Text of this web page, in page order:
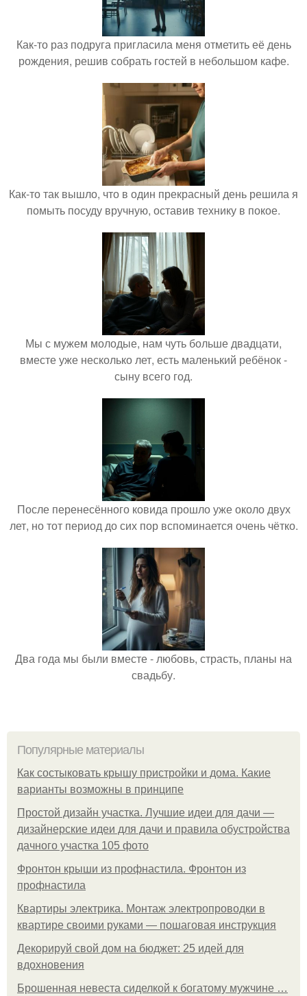
Как-то раз подруга пригласила меня отметить её день
рождения, решив собрать гостей в небольшом кафе.
Как-то так вышло, что в один прекрасный день решила я
помыть посуду вручную, оставив технику в покое.
Мы с мужем молодые, нам чуть больше двадцати,
вместе уже несколько лет, есть маленький ребёнок -
сыну всего год.
После перенесённого ковида прошло уже около двух
лет, но тот период до сих пор вспоминается очень чётко.
Два года мы были вместе - любовь, страсть, планы на
свадьбу.
Популярные материалы
Как состыковать крышу пристройки и дома. Какие
варианты возможны в принципе
Простой дизайн участка. Лучшие идеи для дачи —
дизайнерские идеи для дачи и правила обустройства
дачного участка 105 фото
Фронтон крыши из профнастила. Фронтон из
профнастила
Квартиры электрика. Монтаж электропроводки в
квартире своими руками — пошаговая инструкция
Декорируй свой дом на бюджет: 25 идей для
вдохновения
Брошенная невеста сиделкой к богатому мужчине …